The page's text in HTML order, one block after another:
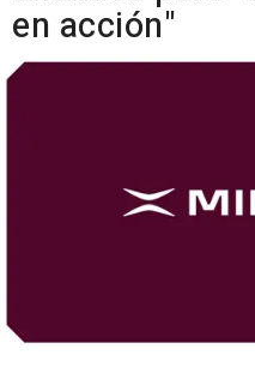
en acción"